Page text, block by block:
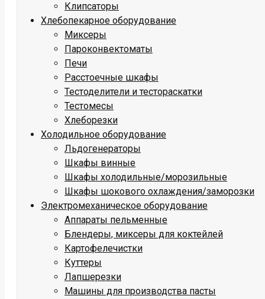
Клипсаторы
Хлебопекарное оборудование
Миксеры
Пароконвектоматы
Печи
Расстоечные шкафы
Тестоделители и тестораскатки
Тестомесы
Хлеборезки
Холодильное оборудование
Льдогенераторы
Шкафы винные
Шкафы холодильные/морозильные
Шкафы шокового охлаждения/заморозки
Электромеханическое оборудование
Аппараты пельменные
Блендеры, миксеры для коктейлей
Картофелечистки
Куттеры
Лапшерезки
Машины для производства пасты